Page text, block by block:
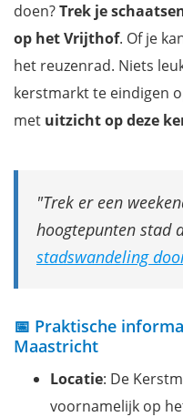
doen?Trek je
op het Vrijthof. Of je
het reuzenrad. Niets
kerstmarkt te eindigen
met uitzicht op deze
Trek er een
hoogtepunten stad
stadswandeling
📅 Praktische
Maastricht
Locatie: De
voornamelijk op